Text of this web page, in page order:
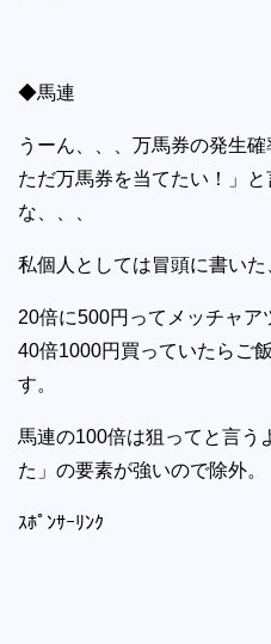
◆馬連
うーん、、、万馬券の発生
ただ万馬券を当てたい！」
な、、、
私個人としては冒頭に書いた
20倍に500円ってメッチャア
40倍1000円買っていたらご
す。
馬連の100倍は狙ってと言う
た」の要素が強いので除外。
ｽﾎﾟﾝｻｰﾘﾝｸ